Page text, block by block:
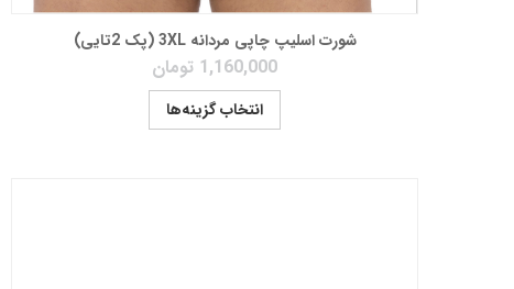
شورت اسلیپ چاپی مردانه 3XL (پک 2تایی)
1,160,000 تومان
انتخاب گزینه‌ها